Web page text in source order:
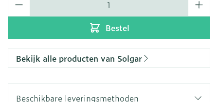
Bestel
Bekijk alle producten van Solgar
Beschikbare leveringsmethoden